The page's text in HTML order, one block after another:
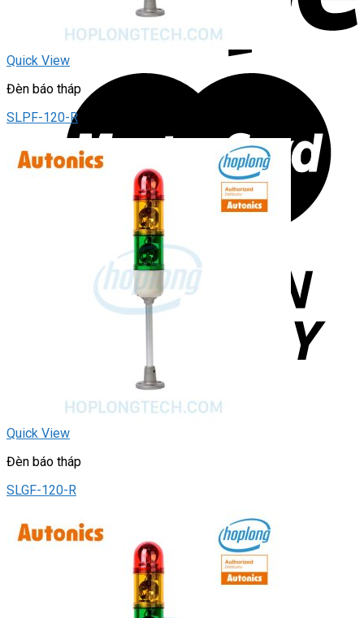
Quick View
Đèn báo tháp
SLPF-120-R
Quick View
Đèn báo tháp
SLGF-120-R